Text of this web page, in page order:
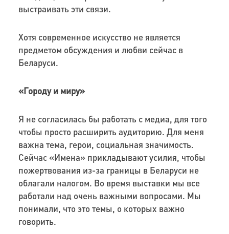
выстраивать эти связи.
Хотя современное искусство не является
предметом обсуждения и любви сейчас в
Беларуси.
«Городу и миру»
Я не согласилась бы работать с медиа, для того
чтобы просто расширить аудиторию. Для меня
важна тема, герои, социальная значимость.
Сейчас «Имена» прикладывают усилия, чтобы
пожертвования из-за границы в Беларуси не
облагали налогом. Во время выставки мы все
работали над очень важными вопросами. Мы
понимали, что это темы, о которых важно
говорить.